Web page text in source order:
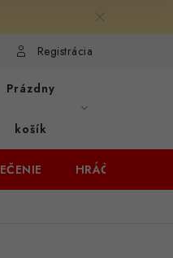
Registrácia
Prázdny
košík
HRÁČI